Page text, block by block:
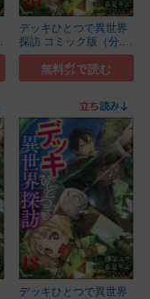
デッキひとつで異世界
探訪 コミック版（分...
(20)
無料㌽で読む
デッキひとつで異世界